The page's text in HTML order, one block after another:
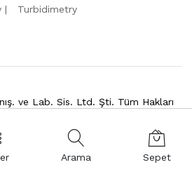
Arama Sepet
Turbidimetry
ve Lab. Sis. Ltd. Şti. Tüm Hakları
by
VitaSoft